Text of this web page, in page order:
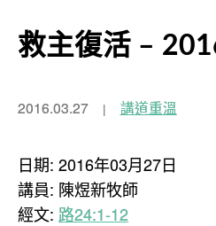
救主復活 –
2016.03.27 講道重溫
日期: 2016年03月27日
講員: 陳煜新牧師
經文: 路24:1-12